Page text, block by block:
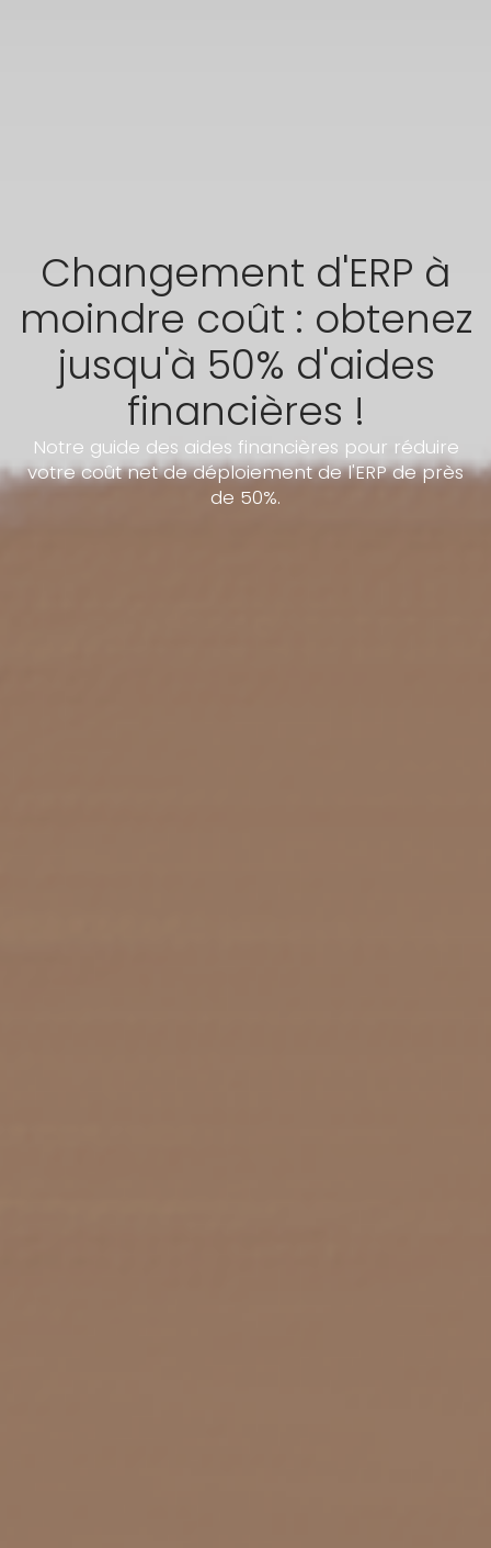
Changement d'ERP à
moindre coût : obtenez
jusqu'à 50% d'aides
financières !
Notre guide des aides financières pour réduire
votre coût net de déploiement de l'ERP de près
de 50%.